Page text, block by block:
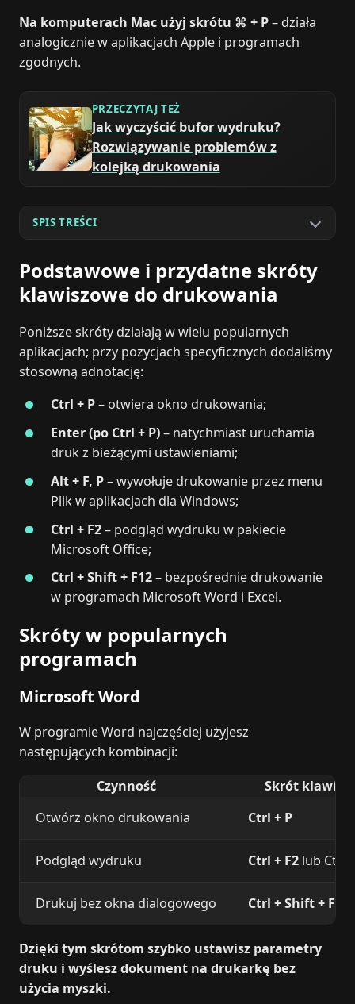
Na komputerach Mac użyj skrótu ⌘ + P– działa
analogicznie w aplikacjach Apple i programach
zgodnych.
PRZECZYTAJ TEŻ
Jak wyczyścić bufor wydruku?
Rozwiązywanie problemów z
kolejką drukowania
SPIS TREŚCI
Podstawowe i przydatne skróty
klawiszowe do drukowania
Poniższe skróty działają w wielu popularnych
aplikacjach; przy pozycjach specyficznych dodaliśmy
stosowną adnotację:
Ctrl + P– otwiera okno drukowania;
Enter (po Ctrl + P)– natychmiast uruchamia
druk z bieżącymi ustawieniami;
Alt + F, P– wywołuje drukowanie przez menu
Plik w aplikacjach dla Windows;
Ctrl + F2– podgląd wydruku w pakiecie
Microsoft Office;
Ctrl + Shift + F12– bezpośrednie drukowanie
w programach Microsoft Word i Excel.
Skróty w popularnych
programach
Microsoft Word
W programie Word najczęściej użyjesz
następujących kombinacji:
Czynność
Skrót
Otwórz okno drukowania
Ctrl + P
Podgląd wydruku Ctrl + F2 lub Ctrl
Drukuj bez okna dialogowego Ctrl + Shift + F12
Dzięki tym skrótom szybko ustawisz parametry
druku i wyślesz dokument na drukarkę bez
użycia myszki.